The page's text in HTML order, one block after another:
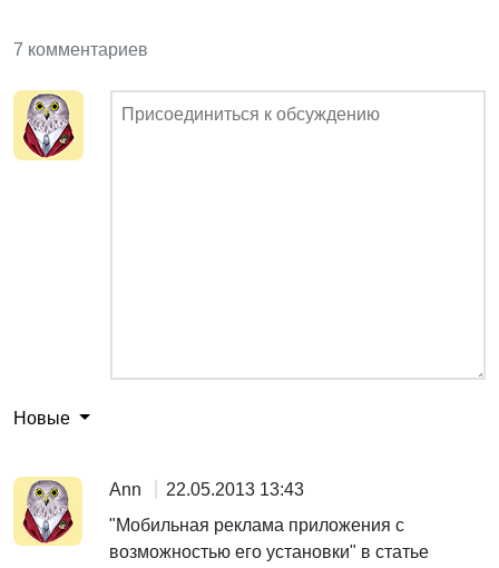
7 комментариев
Новые
Ann
22.05.2013 13:43
"Мобильная реклама приложения с
возможностью его установки" в статье